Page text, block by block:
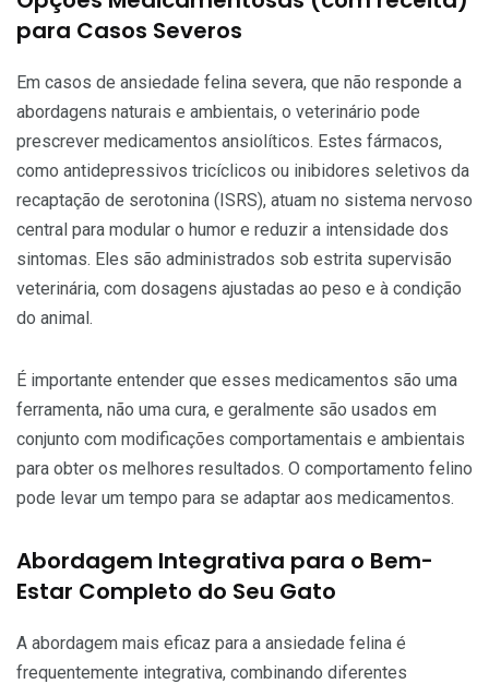
para Casos Severos
Em casos de ansiedade felina severa, que não responde a
abordagens naturais e ambientais, o veterinário pode
prescrever medicamentos ansiolíticos. Estes fármacos,
como antidepressivos tricíclicos ou inibidores seletivos da
recaptação de serotonina (ISRS), atuam no sistema nervoso
central para modular o humor e reduzir a intensidade dos
sintomas. Eles são administrados sob estrita supervisão
veterinária, com dosagens ajustadas ao peso e à condição
do animal.
É importante entender que esses medicamentos são uma
ferramenta, não uma cura, e geralmente são usados em
conjunto com modificações comportamentais e ambientais
para obter os melhores resultados. O comportamento felino
pode levar um tempo para se adaptar aos medicamentos.
Abordagem Integrativa para o Bem-
Estar Completo do Seu Gato
A abordagem mais eficaz para a ansiedade felina é
frequentemente integrativa, combinando diferentes